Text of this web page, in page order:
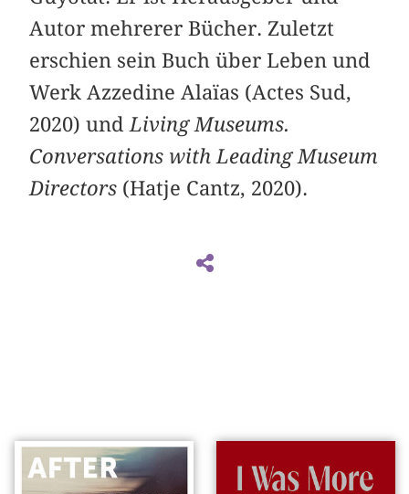
Autor mehrerer Bücher. Zuletzt
erschien sein Buch über Leben und
Werk Azzedine Alaïas (Actes Sud,
2020) undLiving Museums.
Conversations with Leading Museum
Directors (Hatje Cantz, 2020).